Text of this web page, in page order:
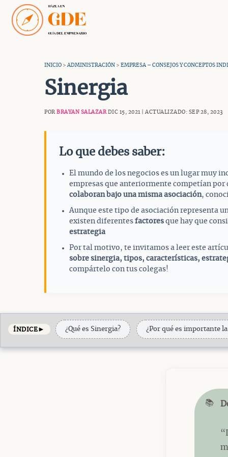
Saltar
contenido
INICIO >ADMINISTRACIÓN > EMPRESA – CONSEJOS Y CONCEPTOS
Sinergia
POR BRAYAN SALAZARDIC 15, 2021 | ACTUALIZADO: SEP 28, 2023
Lo que debes saber:
El mundo de los negocios es un lugar muy
empresas que anteriormente competían
colaboran bajo una misma asociación,
Aunque este tipo de asociación representa
existen diferentes factores que hay que
estrategia
Por tal motivo, te invitamos a leer este
sobre sinergia, tipos, características,
compártelo con tus colegas!
ÍNDICE► ¿Qué es Sinergia? ¿Por qué es importante
📚